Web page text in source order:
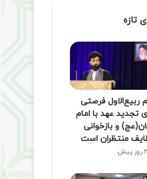
تازه
ربیع‌الاول فرصتی
تجدید عهد با امام
و بازخوانی
منتظران است
2 روز پیش